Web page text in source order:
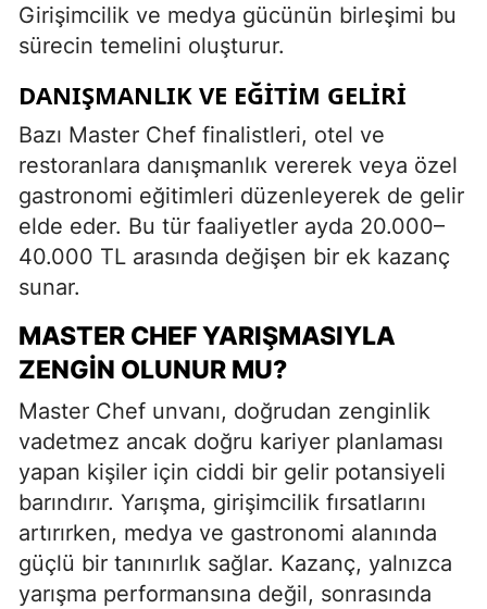
Girişimcilik ve medya gücünün birleşimi bu
sürecin temelini oluşturur.
DANIŞMANLIK VE EĞITIM GELIRI
Bazı Master Chef finalistleri, otel ve
restoranlara danışmanlık vererek veya özel
gastronomi eğitimleri düzenleyerek de gelir
elde eder. Bu tür faaliyetler ayda 20.000–
40.000 TL arasında değişen bir ek kazanç
sunar.
MASTER CHEF YARIŞMASIYLA
ZENGIN OLUNUR MU?
Master Chef unvanı, doğrudan zenginlik
vadetmez ancak doğru kariyer planlaması
yapan kişiler için ciddi bir gelir potansiyeli
barındırır. Yarışma, girişimcilik fırsatlarını
artırırken, medya ve gastronomi alanında
güçlü bir tanınırlık sağlar. Kazanç, yalnızca
yarışma performansına değil, sonrasında